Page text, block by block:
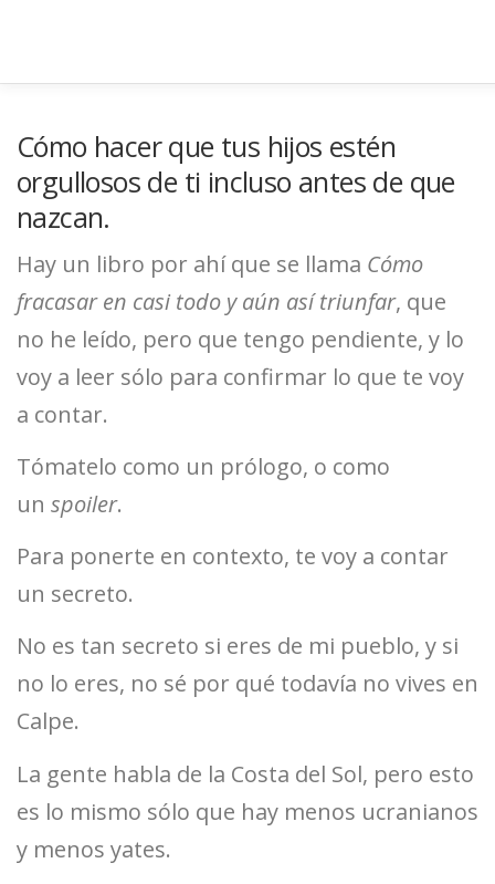
Cómo hacer que tus hijos estén
orgullosos de ti incluso antes de que
nazcan.
Hay un libro por ahí que se llama Cómo
fracasar en casi todo y aún así triunfar, que
no he leído, pero que tengo pendiente, y lo
voy a leer sólo para confirmar lo que te voy
a contar.
Tómatelo como un prólogo, o como
un spoiler.
Para ponerte en contexto, te voy a contar
un secreto.
No es tan secreto si eres de mi pueblo, y si
no lo eres, no sé por qué todavía no vives en
Calpe.
La gente habla de la Costa del Sol, pero esto
es lo mismo sólo que hay menos ucranianos
y menos yates.